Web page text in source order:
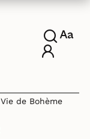
Vie de Bohème